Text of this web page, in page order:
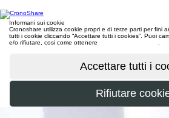
Informani sui cookie
Cronoshare utilizza cookie propri e di terze parti per fini
tutti i cookie cliccando “Accettare tutti i cookies”. Puoi
e/o rifiutare, cosi come ottenere